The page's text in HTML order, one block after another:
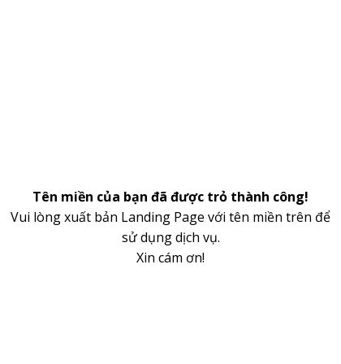
Tên miền của bạn đã được trỏ thành công!
Vui lòng xuất bản Landing Page với tên miền trên để
sử dụng dịch vụ.
Xin cám ơn!